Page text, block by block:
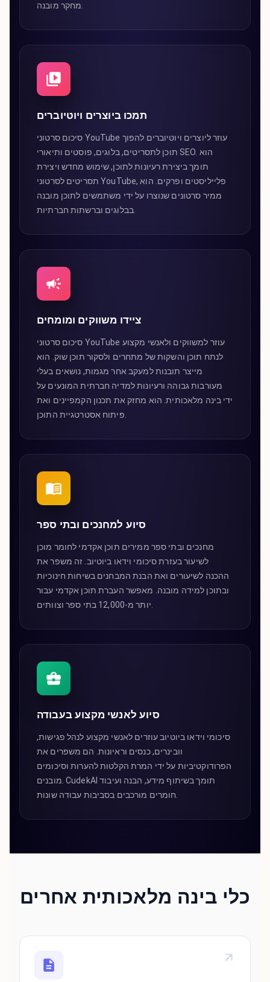
מחקר מובנה.
תמכו ביוצרים ויוטיוברים
סיכום סרטוני YouTube עוזר ליוצרים ויוטיוברים להפוך
תוכן לתסריטים, בלוגים, פוסטים ותיאורי SEO. הוא
תומך ביצירת רעיונות לתוכן, שימוש מחדש ויצירת
תסריטים לסרטוני YouTube, פלייליסטים ופרקים. הוא
ממיר סרטונים שנוצרו על ידי משתמשים לתוכן מובנה
בבלוגים וברשתות חברתיות.
ציידו משווקים ומומחים
סיכום סרטוני YouTube עוזר למשווקים ולאנשי מקצוע
לנתח תוכן והשקות של מתחרים ולסקור תוכן שוק. הוא
מייצר תובנות למעקב אחר מגמות, נושאים בעלי
מעורבות גבוהה ורעיונות למדיה חברתית המונעים על
ידי בינה מלאכותית. הוא מחזק את תכנון הקמפיינים ואת
פיתוח אסטרטגיית התוכן.
סיוע למחנכים ובתי ספר
מחנכים ובתי ספר ממירים תוכן אקדמי לחומר מוכן
לשיעור בעזרת סיכומי וידאו ביוטיוב. זה משפר את
ההכנה לשיעורים ואת הבנת המבחנים בשיחות חינוכיות
ובתוכן למידה מובנה. מאפשר העברת תוכן אקדמי עבור
יותר מ-12,000 בתי ספר וצוותים.
סיוע לאנשי מקצוע בעבודה
סיכומי וידאו ביוטיוב עוזרים לאנשי מקצוע לנהל פגישות,
וובינרים, כנסים וראיונות. הם משפרים את
הפרודוקטיביות על ידי המרת הקלטות להערות וסיכומים
מובנים. CudekAI תומך בשיתוף מידע, הבנה ועיבוד
חומרים מורכבים בסביבות עבודה שונות.
כלי בינה מלאכותית אחרים